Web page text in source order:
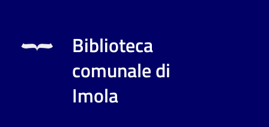
contenuti
Biblioteca
comunale di
Imola